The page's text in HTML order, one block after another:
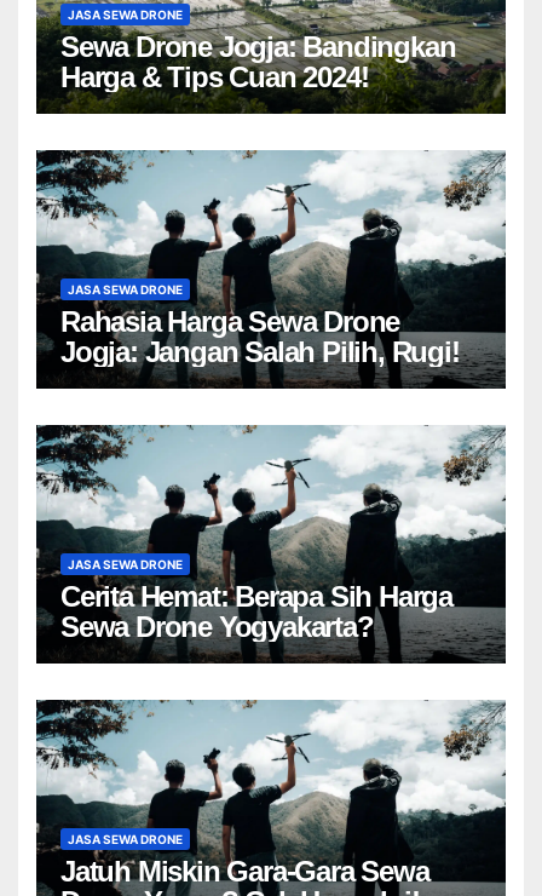
JASA SEWA DRONE
Sewa Drone Jogja: Bandingkan
Harga & Tips Cuan 2024!
JASA SEWA DRONE
Rahasia Harga Sewa Drone
Jogja: Jangan Salah Pilih, Rugi!
JASA SEWA DRONE
Cerita Hemat: Berapa Sih Harga
Sewa Drone Yogyakarta?
JASA SEWA DRONE
Jatuh Miskin Gara-Gara Sewa